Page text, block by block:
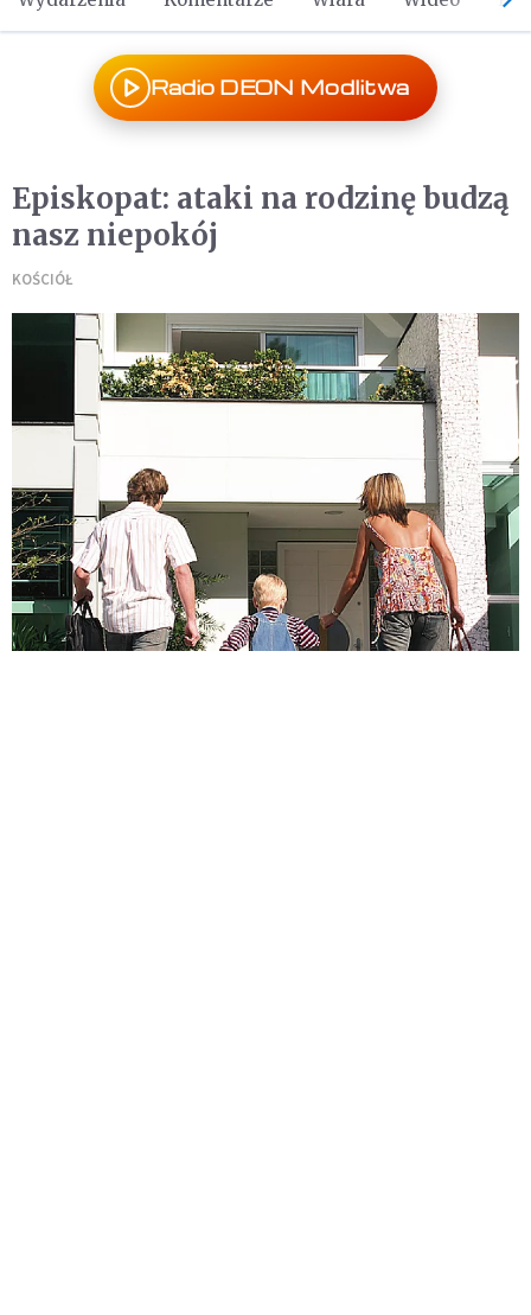
Radio DEON Modlitwa
Episkopat: ataki na rodzinę budzą
nasz niepokój
KOŚCIÓŁ